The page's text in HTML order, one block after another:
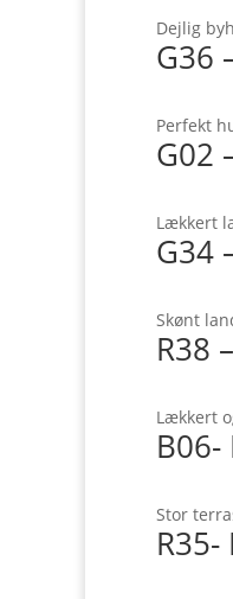
Dejlig
G36
Perfekt
G02
Lækkert
G34
Skønt
R38
Lækkert
Stor
R35-